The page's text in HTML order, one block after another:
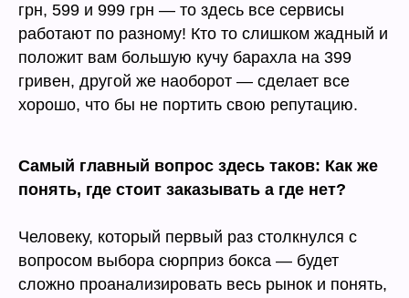
грн, 599 и 999 грн — то здесь все сервисы
работают по разному! Кто то слишком жадный и
положит вам большую кучу барахла на 399
гривен, другой же наоборот — сделает все
хорошо, что бы не портить свою репутацию.
Самый главный вопрос здесь таков: Как же
понять, где стоит заказывать а где нет?
Человеку, который первый раз столкнулся с
вопросом выбора сюрприз бокса — будет
сложно проанализировать весь рынок и понять,